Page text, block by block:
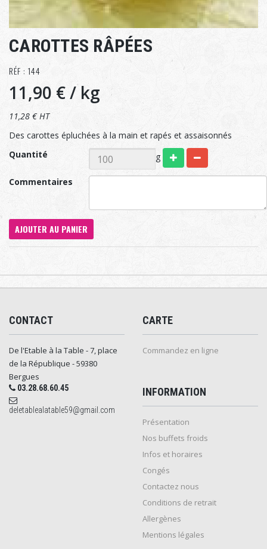
CAROTTES RÂPÉES
RÉF : 144
11,90 €/ kg
11,28 € HT
Des carottes épluchées à la main et rapés et assaisonnés
Quantité
g
Commentaires
AJOUTER AU PANIER
CONTACT
De l'Etable à la Table - 7, place
de la République - 59380
Bergues
03.28.68.60.45
deletablealatable59@gmail.com
CARTE
Commandez en ligne
INFORMATION
Présentation
Nos buffets froids
Infos et horaires
Congés
Contactez nous
Conditions de retrait
Allergènes
Mentions légales